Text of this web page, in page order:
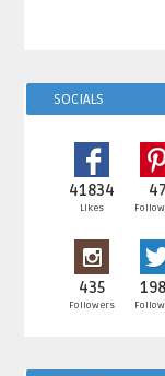
SOCIALS
41834
Likes
47
435
Followers